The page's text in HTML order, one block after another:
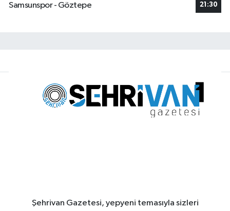
Samsunspor - Göztepe
21:30
Şehrivan Gazetesi, yepyeni temasıyla sizleri